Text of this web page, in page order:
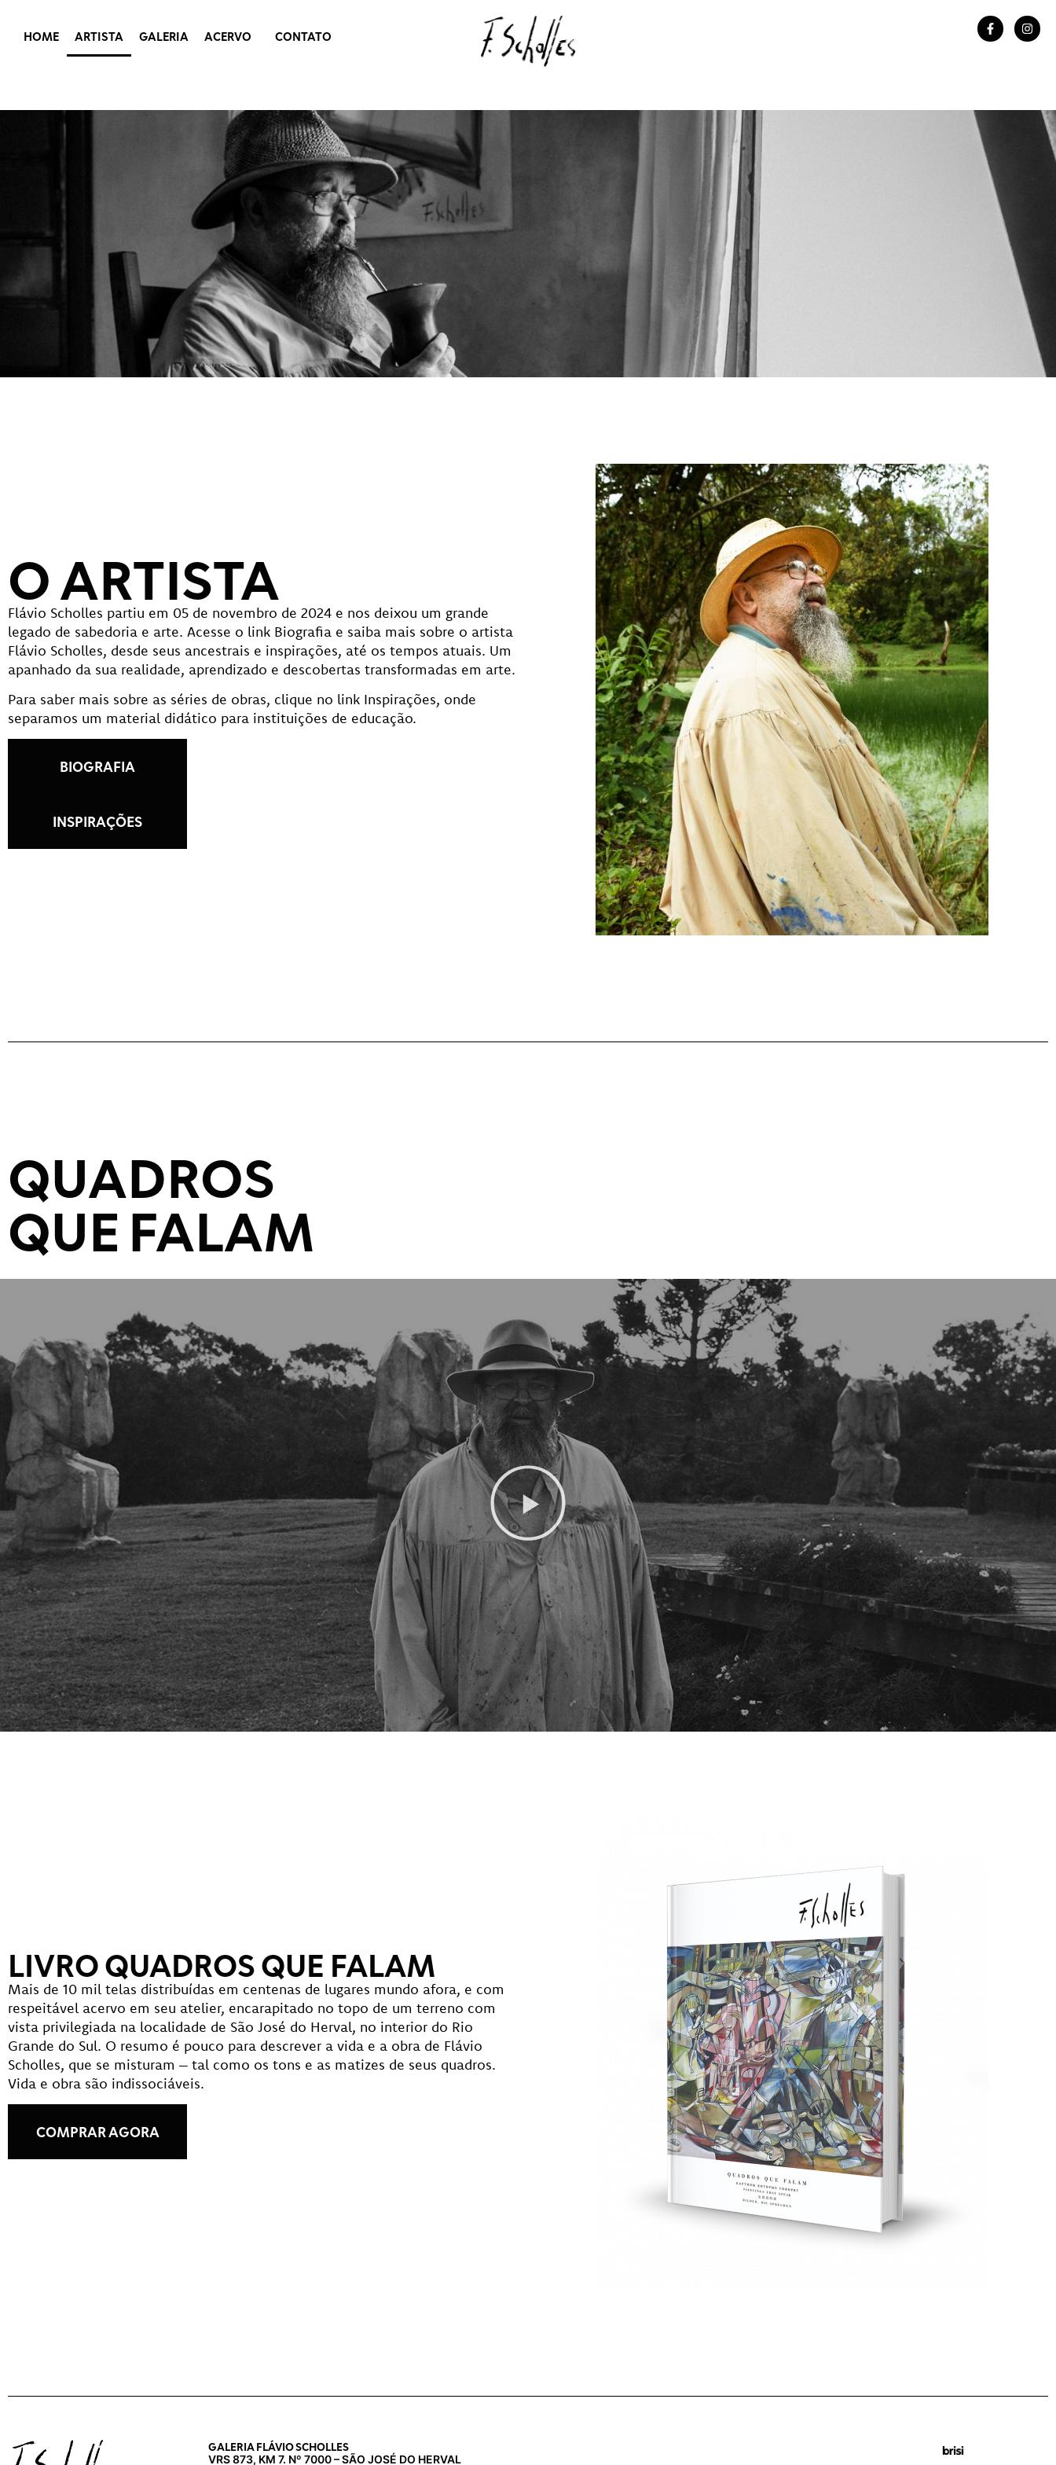
HOME ARTISTA GALERIA ACERVO CONTATO
O ARTISTA
Flávio Scholles partiu em 05 de novembro de 2024 e nos deixou um grande
legado de sabedoria e arte. Acesse o link Biografia e saiba mais sobre o artista
Flávio Scholles, desde seus ancestrais e inspirações, até os tempos atuais. Um
apanhado da sua realidade, aprendizado e descobertas transformadas em arte.
Para saber mais sobre as séries de obras, clique no link Inspirações, onde
separamos um material didático para instituições de educação.
BIOGRAFIA
INSPIRAÇÕES
QUADROS
QUE FALAM
LIVRO QUADROS QUE FALAM
Mais de 10 mil telas distribuídas em centenas de lugares mundo afora, e com
respeitável acervo em seu atelier, encarapitado no topo de um terreno com
vista privilegiada na localidade de São José do Herval, no interior do Rio
Grande do Sul. O resumo é pouco para descrever a vida e a obra de Flávio
Scholles, que se misturam – tal como os tons e as matizes de seus quadros.
Vida e obra são indissociáveis.
COMPRAR AGORA
GALERIA FLÁVIO SCHOLLES
VRS 873, KM 7. Nº 7000 – SÃO JOSÉ DO HERVAL